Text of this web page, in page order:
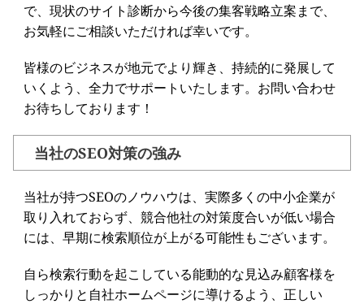
で、現状のサイト診断から今後の集客戦略立案まで、
お気軽にご相談いただければ幸いです。
皆様のビジネスが地元でより輝き、持続的に発展して
いくよう、全力でサポートいたします。お問い合わせ
お待ちしております！
当社のSEO対策の強み
当社が持つSEOのノウハウは、実際多くの中小企業が
取り入れておらず、競合他社の対策度合いが低い場合
には、早期に検索順位が上がる可能性もございます。
自ら検索行動を起こしている能動的な見込み顧客様を
しっかりと自社ホームページに導けるよう、正しい